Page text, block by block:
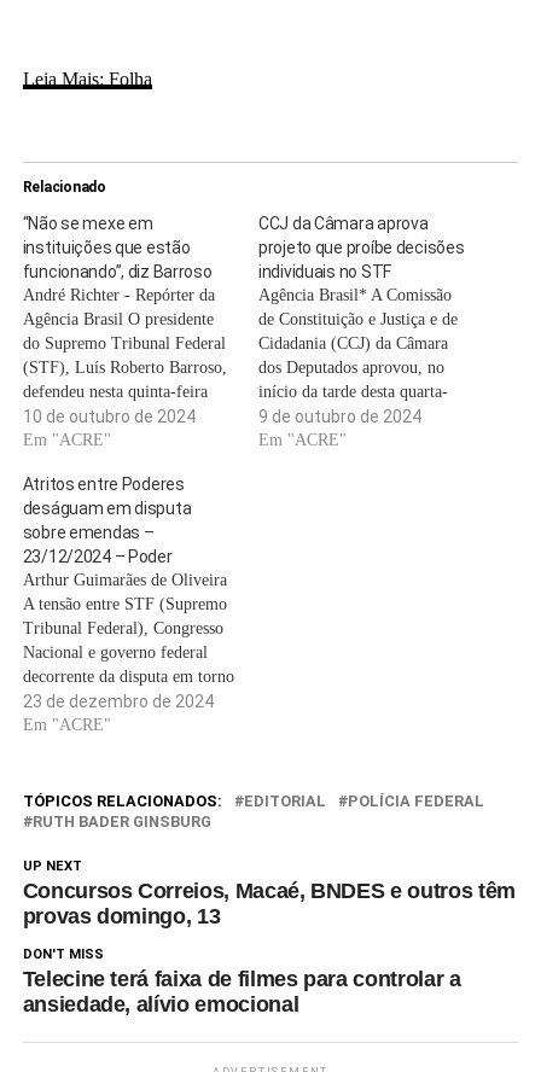
Leia Mais: Folha
Relacionado
“Não se mexe em
instituições que estão
funcionando”, diz Barroso
André Richter - Repórter da
Agência Brasil O presidente
do Supremo Tribunal Federal
(STF), Luís Roberto Barroso,
defendeu nesta quinta-feira
(10) a atuação da Corte e disse
que não se deve mexer em
funcionamento e cumprem
bem seu papel. As declarações
foram feitas no início da…
10 de outubro de 2024
Em "ACRE"
CCJ da Câmara aprova
projeto que proíbe decisões
individuais no STF
Agência Brasil* A Comissão
de Constituição e Justiça e de
Cidadania (CCJ) da Câmara
dos Deputados aprovou, no
início da tarde desta quarta-
feira (9), a admissibilidade da
Proposta de Emenda à
9 de outubro de 2024
Em "ACRE"
Atritos entre Poderes
deságuam em disputa
sobre emendas –
23/12/2024 – Poder
Arthur Guimarães de Oliveira
A tensão entre STF (Supremo
Tribunal Federal), Congresso
Nacional e governo federal
decorrente da disputa em torno
das emendas parlamentares é
precedida por uma série de
segunda-feira (23), o ministro
Flávio Dino suspendeu o
23 de dezembro de 2024
Em "ACRE"
TÓPICOS RELACIONADOS: EDITORIAL
POLÍCIA FEDERAL
RUTH BADER GINSBURG
UP NEXT
Concursos Correios, Macaé, BNDES e outros têm
provas domingo, 13
DON'T MISS
Telecine terá faixa de filmes para controlar a
ansiedade, alívio emocional